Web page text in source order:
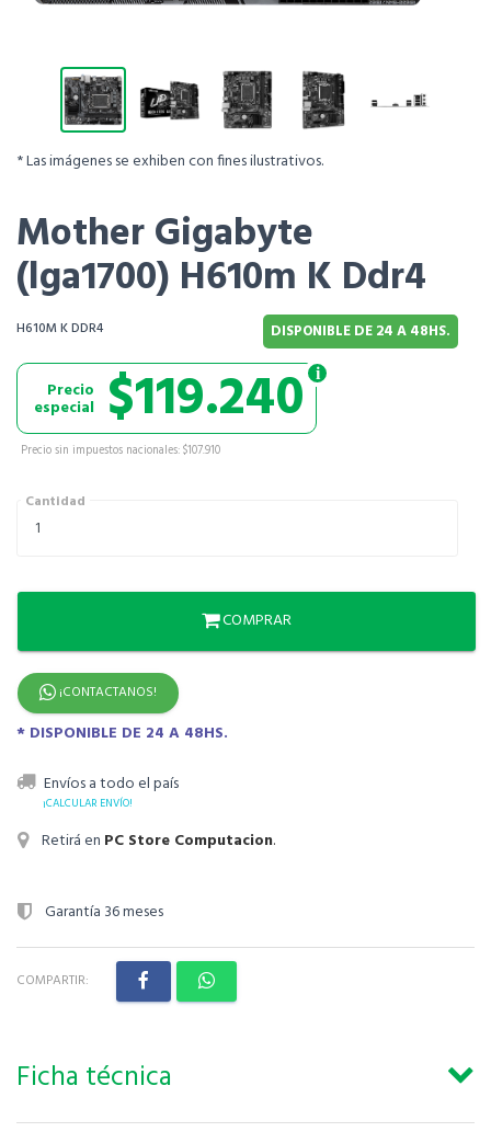
* Las imágenes se exhiben con fines ilustrativos.
Mother Gigabyte
(lga1700) H610m K Ddr4
H610M K DDR4 DISPONIBLE DE 24 A 48HS.
$119.240
Precio
especial
Precio sin impuestos nacionales: $107.910
Cantidad
COMPRAR
¡CONTACTANOS!
* DISPONIBLE DE 24 A 48HS.
Envíos a todo el país
¡CALCULAR ENVÍO!
Retirá en PC Store Computacion.
Garantía 36 meses
COMPARTIR:
Ficha técnica